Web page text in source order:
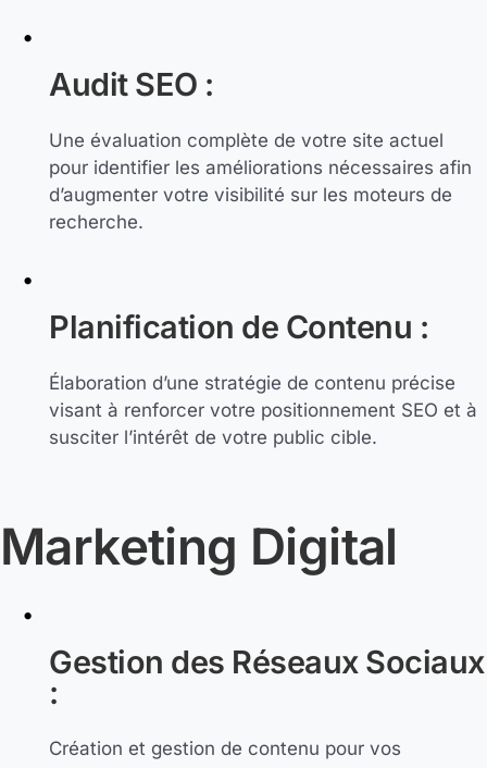
Audit SEO :
Une évaluation complète de votre site actuel
pour identifier les améliorations nécessaires afin
d’augmenter votre visibilité sur les moteurs de
recherche.
Planification de Contenu :
Élaboration d’une stratégie de contenu précise
visant à renforcer votre positionnement SEO et à
susciter l’intérêt de votre public cible.
Marketing Digital
Gestion des Réseaux Sociaux
:
Création et gestion de contenu pour vos